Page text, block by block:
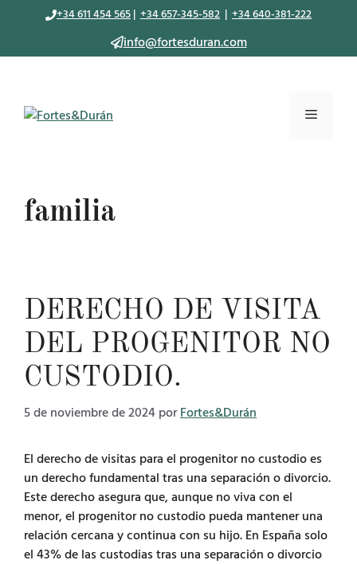
+34 611 454 565 | +34 657-345-582 | +34 640-381-222
info@fortesduran.com
Menú
familia
DERECHO DE VISITA
DEL PROGENITOR NO
CUSTODIO.
5 de noviembre de 2024 porFortes&Durán
El derecho de visitas para el progenitor no custodio es
un derecho fundamental tras una separación o divorcio.
Este derecho asegura que, aunque no viva con el
menor, el progenitor no custodio pueda mantener una
relación cercana y continua con su hijo. En España solo
el 43% de las custodias tras una separación o divorcio